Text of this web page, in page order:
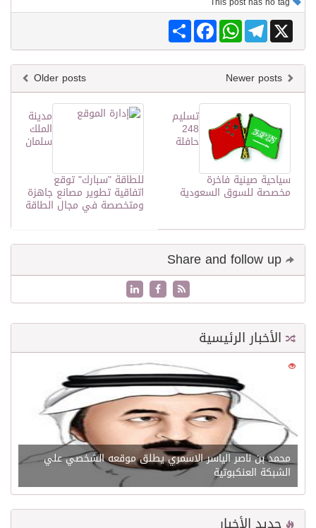
Share
FacebookWhatsAppTelegram X
Older posts
مدينة
الملك
سلمان
للطاقة "سبارك" توقع
اتفاقية تطوير مصانع جاهزة
ومتخصصة في مجال الطاقة
تسليم
248
حافلة
سياحية صينية فاخرة
مخصصة للسوق السعودية
الأخبار الرئيسية
21677
محمد بن ناصر الياسر الاسمري يطلق موقعه الشخصي علي
الشبكة العنكبوتية